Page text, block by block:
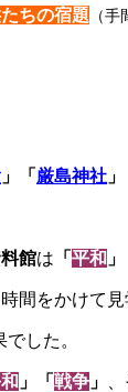
ちの宿題 （
」「 厳島神社 」
館は 「 平和 」
間をかけて見
でした。
」「 戦争 」